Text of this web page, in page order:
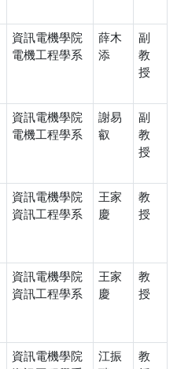
資訊電機學院
電機工程學系
薛木
添
副
教
授
資訊電機學院
電機工程學系
謝易
叡
副
教
授
資訊電機學院
資訊工程學系
王家
慶
教
授
資訊電機學院
資訊工程學系
王家
慶
教
授
資訊電機學院
江振
教